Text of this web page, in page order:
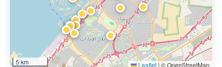
5 km Leaflet | © OpenStreetMap